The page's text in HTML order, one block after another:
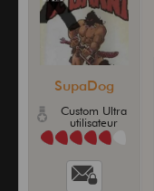
SupaDog
Custom Ultra
utilisateur